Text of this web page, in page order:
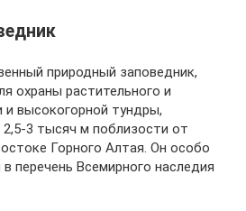
природный заповедник,
охраны растительного и
и высокогорной тундры,
2,5-3 тысяч м поблизости от
Горного Алтая. Он особо
перечень Всемирного наследия